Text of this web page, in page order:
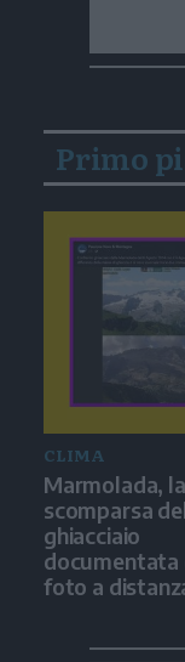
Primo
CLIMA
Marmolada, la
scomparsa del
ghiacciaio
documentata
foto a